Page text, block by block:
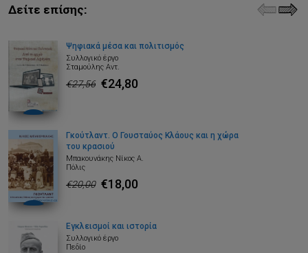
Δείτε επίσης:
Ψηφιακά μέσα και πολιτισμός
Συλλογικό έργο
Σταμούλης Αντ.
€27,56 €24,80
Γκούτλαντ. Ο Γουσταύος Κλάους και η χώρα
του κρασιού
Μπακουνάκης Νίκος Α.
Πόλις
€20,00 €18,00
Εγκλεισμοί και ιστορία
Συλλογικό έργο
Πεδίο